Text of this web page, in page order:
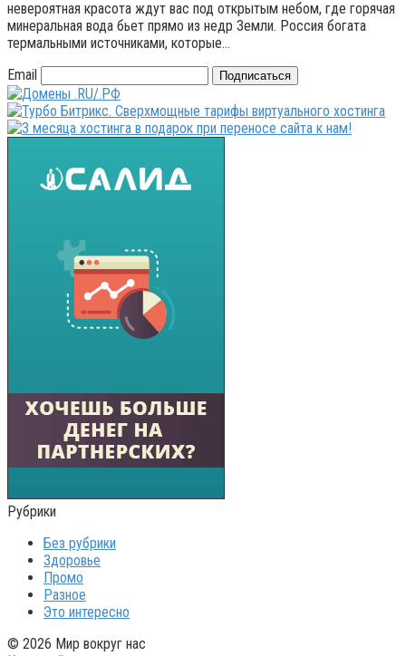
невероятная красота ждут вас под открытым небом, где горячая
минеральная вода бьет прямо из недр Земли. Россия богата
термальными источниками, которые…
Email
Подписаться
Рубрики
Без рубрики
Здоровье
Промо
Разное
Это интересно
© 2026 Мир вокруг нас